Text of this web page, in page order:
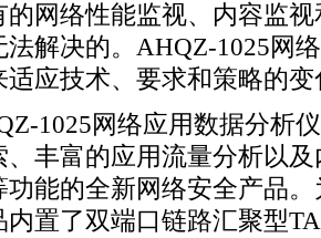
的网络性能监视、内容监
法解决的。AHQZ-1025网
适应技术、要求和策略的变
1025网络应用数据分析
、丰富的应用流量分析以
功能的全新网络安全产品
内置了双端口链路汇聚型